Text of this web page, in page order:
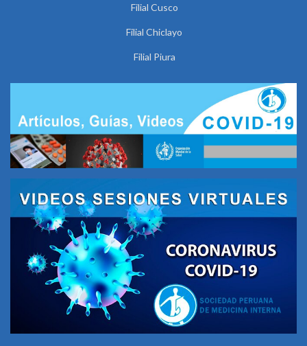
Filial Cusco
Filial Chiclayo
Filial Piura